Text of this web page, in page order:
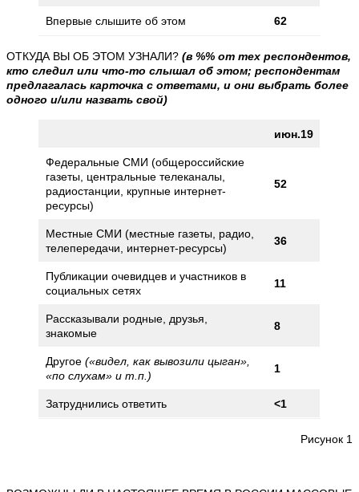
Впервые слышите об этом 62
ОТКУДА ВЫ ОБ ЭТОМ УЗНАЛИ? (в %% от тех респондентов,
кто следил или что-то слышал об этом; респондентам
предлагалась карточка с ответами, и они выбрать более
одного и/или назвать свой)
июн.19
Федеральные СМИ (общероссийские
газеты, центральные телеканалы,
радиостанции, крупные интернет-
ресурсы)
52
Местные СМИ (местные газеты, радио,
телепередачи, интернет-ресурсы)
36
Публикации очевидцев и участников в
социальных сетях
11
Рассказывали родные, друзья,
знакомые
8
Другое («видел, как вывозили цыган»,
«по слухам» и т.п.)
1
Затруднились ответить <1
Рисунок 1